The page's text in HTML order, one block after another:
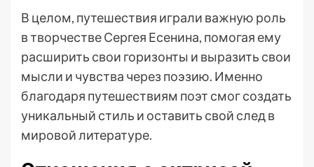
В целом, путешествия играли важную роль
в творчестве Сергея Есенина, помогая ему
расширить свои горизонты и выразить свои
мысли и чувства через поэзию. Именно
благодаря путешествиям поэт смог создать
уникальный стиль и оставить свой след в
мировой литературе.